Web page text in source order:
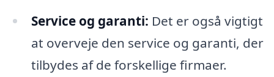
Service og garanti: Det er også vigtigt
at overveje den service og garanti, der
tilbydes af de forskellige firmaer.